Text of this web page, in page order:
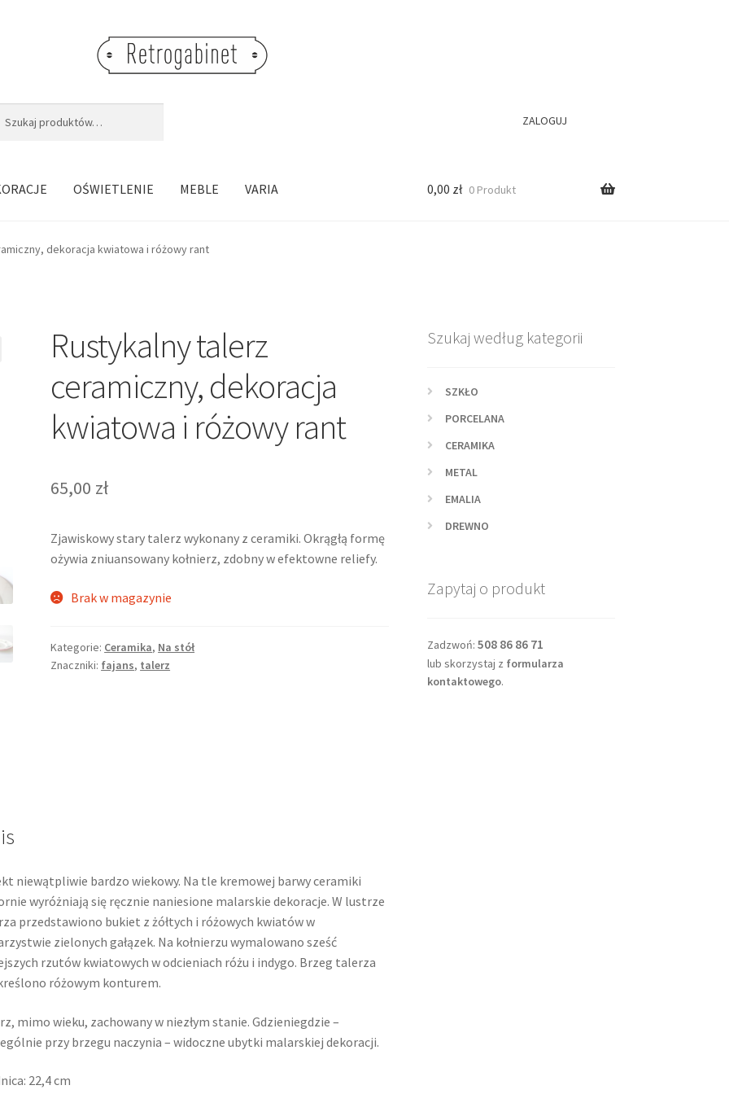
ZALOGUJ
OŚWIETLENIE MEBLE VARIA 0,00 zł 0 Produkt
dekoracja kwiatowa i różowy rant
Rustykalny talerz
ceramiczny, dekoracja
kwiatowa i różowy rant
65,00 zł
Zjawiskowy stary talerz wykonany z ceramiki. Okrągłą formę
ożywia zniuansowany kołnierz, zdobny w efektowne reliefy.
Brak w magazynie
Kategorie: Ceramika, Na stół
Znaczniki: fajans, talerz
niewątpliwie bardzo wiekowy. Na tle kremowej barwy ceramiki
wyróżniają się ręcznie naniesione malarskie dekoracje. W lustrze
przedstawiono bukiet z żółtych i różowych kwiatów w
zielonych gałązek. Na kołnierzu wymalowano sześć
rzutów kwiatowych w odcieniach różu i indygo. Brzeg talerza
różowym konturem.
mimo wieku, zachowany w niezłym stanie. Gdzieniegdzie –
przy brzegu naczynia – widoczne ubytki malarskiej dekoracji.
22,4 cm
Szukaj według kategorii
SZKŁO
PORCELANA
CERAMIKA
METAL
EMALIA
DREWNO
Zapytaj o produkt
Zadzwoń: 508 86 86 71
lub skorzystaj z formularza
kontaktowego.